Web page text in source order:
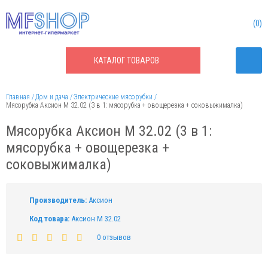
КАТАЛОГТОВАРОВ
0
Главная Дом и дача
Электрические мясорубки
Мясорубка Аксион М 32.02 (3 в 1: мясорубка + овощерезка + соковыжималка)
Мясорубка Аксион М 32.02 (3 в 1:
мясорубка + овощерезка +
соковыжималка)
Производитель: Аксион
Код товара: Аксион М 32.02
0 отзывов